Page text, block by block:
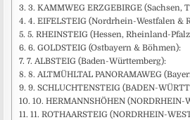
3. KAMMWEG ERZGEBIRGE (Sachsen,
4. EIFELSTEIG (Nordrhein-Westfalen &
5. RHEINSTEIG (Hessen, Rheinland-
6. GOLDSTEIG (Ostbayern & Böhmen):
7. ALBSTEIG (Baden-Württemberg):
8. ALTMÜHLTAL PANORAMAWEG
9. SCHLUCHTENSTEIG (BADEN-
10. HERMANNSHÖHEN (NORDRHEIN-
11. ROTHAARSTEIG (NORDRHEIN-